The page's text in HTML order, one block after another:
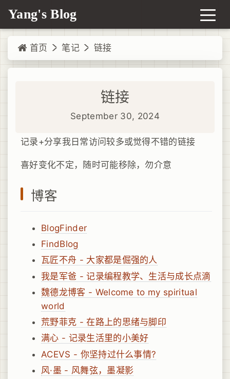
Yang's Blog
首页 笔记 链接
链接
September 30, 2024
记录+分享我日常访问较多或觉得不错的链接
喜好变化不定，随时可能移除，勿介意
博客
BlogFinder
FindBlog
瓦匠不舟 - 大家都是倔强的人
我是军爸 - 记录编程教学、生活与成长点滴
魏德龙博客 - Welcome to my spiritual
world
荒野菲克 - 在路上的思绪与脚印
满心 - 记录生活里的小美好
ACEVS - 你坚持过什么事情?
风·墨 - 风舞弦，墨凝影